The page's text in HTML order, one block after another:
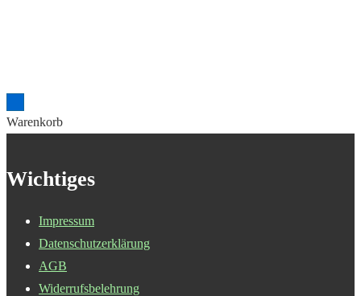
Warenkorb
Wichtiges
Impressum
Datenschutzerklärung
AGB
Widerrufsbelehrung